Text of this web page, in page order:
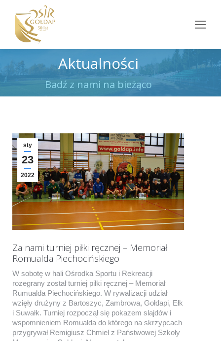
Aktualności
Badź z nami na bieżąco
Jesteś tutaj:
sty
23
2022
Za nami turniej piłki ręcznej – Memoriał
Romualda Piechocińskiego
W sobotę w hali Ośrodka Sportu i Rekreacji
rozegrany został turniej piłki ręcznej – Memoriał
Rumualda Piechocińskiego. W rywalizacji udział
wzięły drużyny z Bartoszyc, Zambrowa, Gołdapi, Ełk
i Suwałk. Turniej rozpoczął się pokazem slajdów i
wspomnieniem Romualda do którego na skrzypcach
przygrywał Remigiusz Chmiel z Państwowej Szkoły